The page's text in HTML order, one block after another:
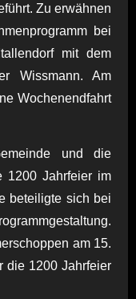
Zu erwähnen
bei
mit dem
Wissmann. Am
Wochenendfahrt
und die
1200 Jahrfeier im
beteiligte sich bei
am 15.
die 1200 Jahrfeier